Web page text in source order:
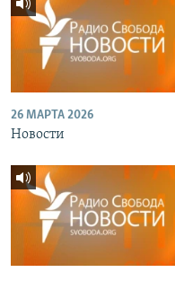
26 МАРТА 2026
Новости